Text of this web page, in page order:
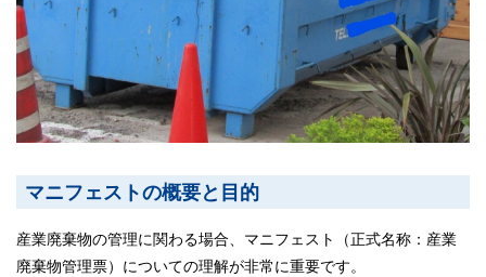
マニフェストの概要と目的
産業廃棄物の管理に関わる場合、マニフェスト（正式名称：産業
廃棄物管理票）についての理解が非常に重要です。